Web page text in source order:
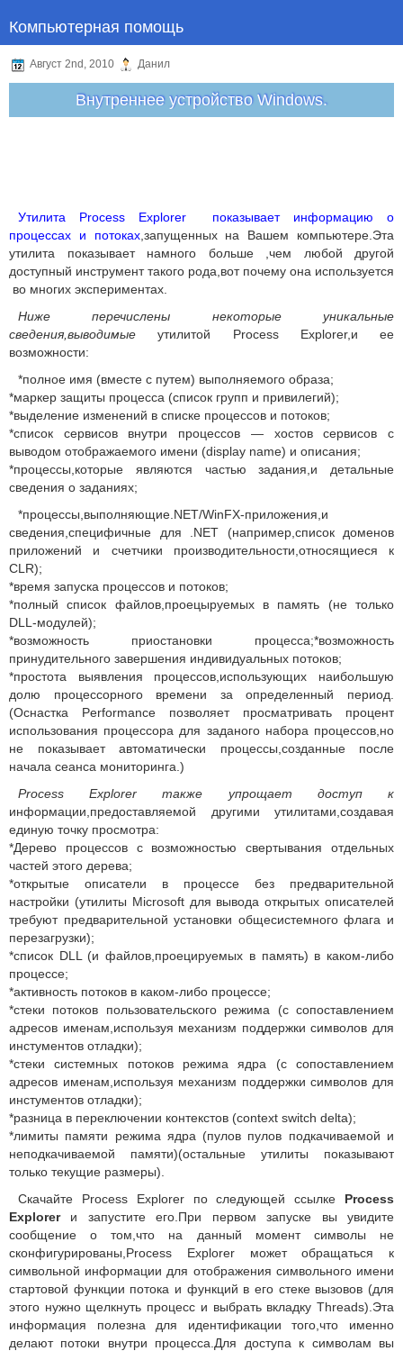
Компьютерная помощь
Август 2nd, 2010 Данил
Внутреннее устройство Windows.
Утилита Process Explorer показывает информацию о
процессах и потоках,запущенных на Вашем компьютере.Эта
утилита показывает намного больше ,чем любой другой
доступный инструмент такого рода,вот почему она используется
во многих экспериментах.
Ниже перечислены некоторые уникальные
сведения,выводимыеутилитой Process Explorer,и ее
возможности:
*полное имя (вместе с путем) выполняемого образа;
*маркер защиты процесса (список групп и привилегий);
*выделение изменений в списке процессов и потоков;
*список сервисов внутри процессов — хостов сервисов с
выводом отображаемого имени (display name) и описания;
*процессы,которые являются частью задания,и детальные
сведения о заданиях;
*процессы,выполняющие.NET/WinFX-приложения,и
сведения,специфичные для .NET (например,список доменов
приложений и счетчики производительности,относящиеся к
CLR);
*время запуска процессов и потоков;
*полный список файлов,проецыруемых в память (не только
DLL-модулей);
*возможность приостановки процесса;*возможность
принудительного завершения индивидуальных потоков;
*простота выявления процессов,использующих наибольшую
долю процессорного времени за определенный период.
(Оснастка Performance позволяет просматривать процент
использования процессора для заданого набора процессов,но
не показывает автоматически процессы,созданные после
начала сеанса мониторинга.)
Process Explorer также упрощает доступ к
информации,предоставляемой другими утилитами,создавая
единую точку просмотра:
*Дерево процессов с возможностью свертывания отдельных
частей этого дерева;
*открытые описатели в процессе без предварительной
настройки (утилиты Microsoft для вывода открытых описателей
требуют предварительной установки общесистемного флага и
перезагрузки);
*список DLL (и файлов,проецируемых в память) в каком-либо
процессе;
*активность потоков в каком-либо процессе;
*стеки потоков пользовательского режима (с сопоставлением
адресов именам,используя механизм поддержки символов для
инстументов отладки);
*стеки системных потоков режима ядра (с сопоставлением
адресов именам,используя механизм поддержки символов для
инстументов отладки);
*разница в переключении контекстов (context switch delta);
*лимиты памяти режима ядра (пулов пулов подкачиваемой и
неподкачиваемой памяти)(остальные утилиты показывают
только текущие размеры).
Скачайте Process Explorer по следующей ссылке Process
Explorerи запустите его.При первом запуске вы увидите
сообщение о том,что на данный момент символы не
сконфигурированы,Process Explorer может обращаться к
символьной информации для отображения символьного имени
стартовой функции потока и функций в его стеке вызовов (для
этого нужно щелкнуть процесс и выбрать вкладку Threads).Эта
информация полезна для идентификации того,что именно
делают потоки внутри процесса.Для доступа к символам вы